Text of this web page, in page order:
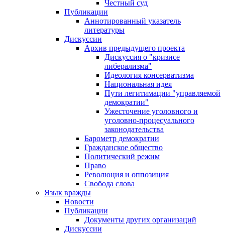
Честный суд
Публикации
Аннотированный указатель
литературы
Дискуссии
Архив предыдущего проекта
Дискуссия о "кризисе
либерализма"
Идеология консерватизма
Национальная идея
Пути легитимации "управляемой
демократии"
Ужесточение уголовного и
уголовно-процесуального
законодательства
Барометр демократии
Гражданское общество
Политический режим
Право
Революция и оппозиция
Свобода слова
Язык вражды
Новости
Публикации
Документы других организаций
Дискуссии